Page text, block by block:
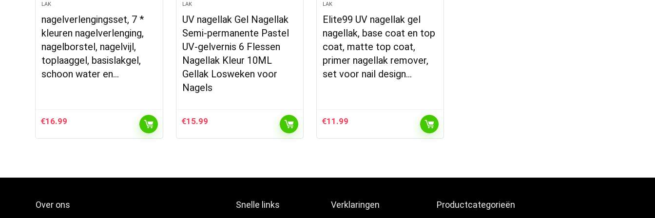
LAK
nagelverlengingsset, 7 *
kleuren nagelverlenging,
nagelborstel, nagelvijl,
toplaaggel, basislakgel,
schoon water en…
€16.99
LAK
UV nagellak Gel Nagellak
Semi-permanente Pastel
UV-gelvernis 6 Flessen
Nagellak Kleur 10ML
Gellak Losweken voor
Nagels
€15.99
LAK
Elite99 UV nagellak gel
nagellak, base coat en top
coat, matte top coat,
primer nagellak remover,
set voor nail design…
€11.99
Over ons Snelle links Verklaringen Productcategorieën